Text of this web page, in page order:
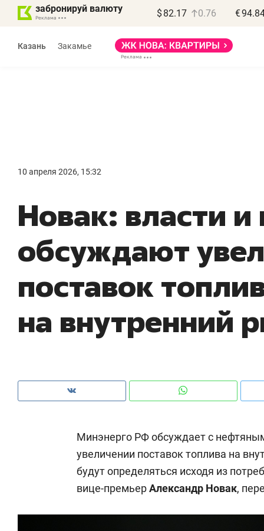
забронируй валюту $ 82.17 0.76 €
Казань Закамье
10 апреля 2026, 15:32
Новак: власти
обсуждают
поставок
на внутренний
Минэнерго РФ обсуждает с
увеличении поставок топлива на
будут определяться исходя из
вице-премьерАлександр Новак,
правил, бизнес может
потерять минимум
Как бизнесу выйти на зарубежные
чем интересен Оман?
Рекомендуем
Как ГК «МИР ГРУПП» и ВТБ
Рекомендуем
150